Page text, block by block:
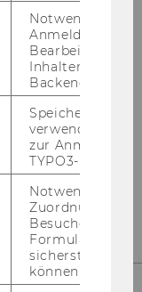
Notwendig für
Anmeldung und
Bearbeitung von
Inhalten im
Backend.
Speichert die
verwendete
zur Anmeldung
TYPO3-Backend.
Notwendig, um
Zuordnung von
Besucher zu
sicherstellen zu
können.